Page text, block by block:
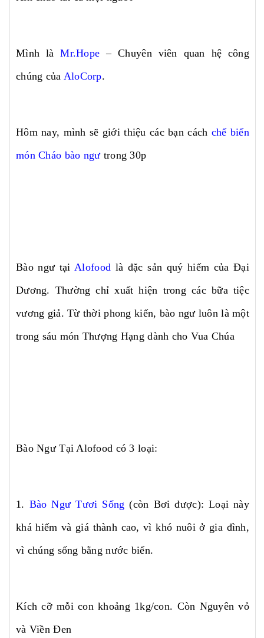
Mình làMr.Hope – Chuyên viên quan hệ công
chúng của AloCorp.
Hôm nay, mình sẽ giới thiệu các bạn cách chế biến
món Cháo bào ngưtrong 30p
Bào ngư tạiAlofood là đặc sản quý hiếm của Đại
Dương. Thường chỉ xuất hiện trong các bữa tiệc
vương giả. Từ thời phong kiến, bào ngư luôn là một
trong sáu món Thượng Hạng dành cho Vua Chúa
Bào Ngư Tại Alofood có 3 loại:
1. Bào Ngư Tươi Sống (còn Bơi được): Loại này
khá hiếm và giá thành cao, vì khó nuôi ở gia đình,
vì chúng sống bằng nước biển.
Kích cỡ mỗi con khoảng 1kg/con. Còn Nguyên vỏ
và Viền Đen